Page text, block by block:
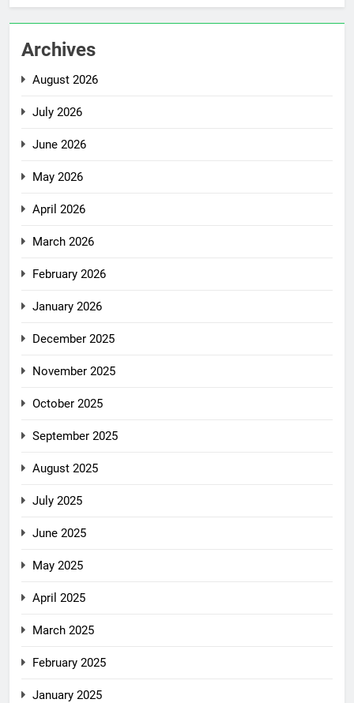
Archives
August 2026
July 2026
June 2026
May 2026
April 2026
March 2026
February 2026
January 2026
December 2025
November 2025
October 2025
September 2025
August 2025
July 2025
June 2025
May 2025
April 2025
March 2025
February 2025
January 2025